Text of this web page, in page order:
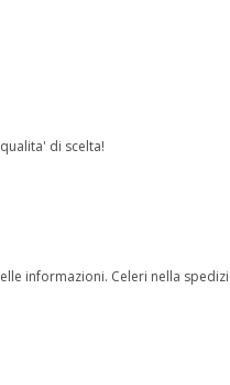
di scelta!
informazioni. Celeri nella